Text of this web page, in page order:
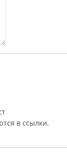
в ссылки.